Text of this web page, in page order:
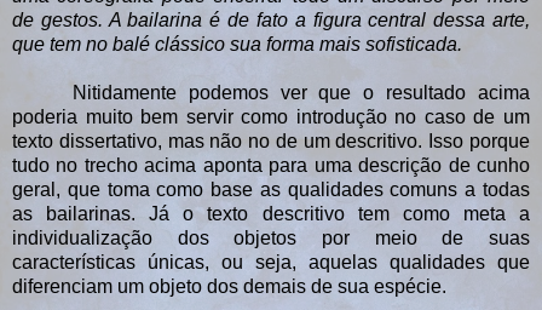
de gestos. A bailarina é de fato a figura central dessa arte,
que tem no balé clássico sua forma mais sofisticada.
Nitidamente podemos ver que o resultado acima
poderia muito bem servir como introdução no caso de um
texto dissertativo, mas não no de um descritivo. Isso porque
tudo no trecho acima aponta para uma descrição de cunho
geral, que toma como base as qualidades comuns a todas
as bailarinas. Já o texto descritivo tem como meta a
individualização dos objetos por meio de suas
características únicas, ou seja, aquelas qualidades que
diferenciam um objeto dos demais de sua espécie.